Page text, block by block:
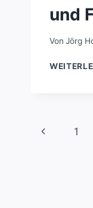
und
Von Jörg
Vorherige
1